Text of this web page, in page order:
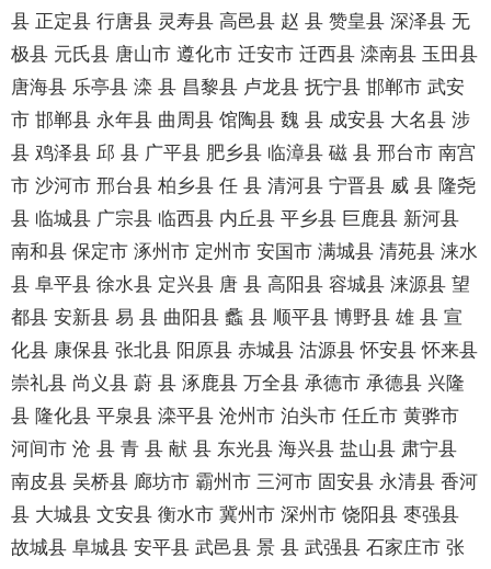
县 正定县 行唐县 灵寿县 高邑县 赵 县 赞皇县 深泽县 无
极县 元氏县 唐山市 遵化市 迁安市 迁西县 滦南县 玉田县
唐海县 乐亭县 滦 县 昌黎县 卢龙县 抚宁县 邯郸市 武安
市 邯郸县 永年县 曲周县 馆陶县 魏 县 成安县 大名县 涉
县 鸡泽县 邱 县 广平县 肥乡县 临漳县 磁 县 邢台市 南宫
市 沙河市 邢台县 柏乡县 任 县 清河县 宁晋县 威 县 隆尧
县 临城县 广宗县 临西县 内丘县 平乡县 巨鹿县 新河县
南和县 保定市 涿州市 定州市 安国市 满城县 清苑县 涞水
县 阜平县 徐水县 定兴县 唐 县 高阳县 容城县 涞源县 望
都县 安新县 易 县 曲阳县 蠡 县 顺平县 博野县 雄 县 宣
化县 康保县 张北县 阳原县 赤城县 沽源县 怀安县 怀来县
崇礼县 尚义县 蔚 县 涿鹿县 万全县 承德市 承德县 兴隆
县 隆化县 平泉县 滦平县 沧州市 泊头市 任丘市 黄骅市
河间市 沧 县 青 县 献 县 东光县 海兴县 盐山县 肃宁县
南皮县 吴桥县 廊坊市 霸州市 三河市 固安县 永清县 香河
县 大城县 文安县 衡水市 冀州市 深州市 饶阳县 枣强县
故城县 阜城县 安平县 武邑县 景 县 武强县 石家庄市 张